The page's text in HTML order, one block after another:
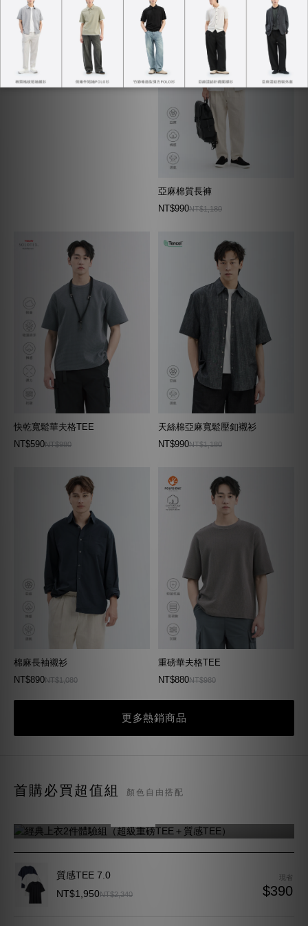
輕鬆套裝西裝外套
NT$2,169
NT$2,290
亞麻棉質長褲
NT$990NT$1,180
快乾寬鬆華夫格TEE
NT$590NT$980
天絲棉亞麻寬鬆壓釦襯衫
NT$990NT$1,180
棉麻長袖襯衫
NT$890NT$1,080
重磅華夫格TEE
NT$880NT$980
更多熱銷商品
首購必買超值組 顏色自由搭配
經典上衣2件體驗組
（超級重磅TEE＋質感TEE）
質感TEE 7.0
NT$1,950NT$2,340
現省
$390